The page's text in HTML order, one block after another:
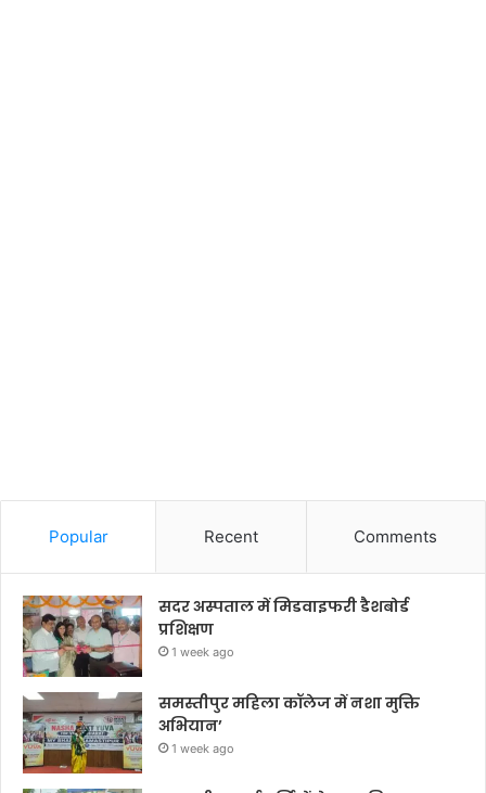
Popular Recent Comments
सदर अस्पताल में मिडवाइफरी डैशबोर्ड
प्रशिक्षण
1 week ago
समस्तीपुर महिला कॉलेज में नशा मुक्ति
अभियान’
1 week ago